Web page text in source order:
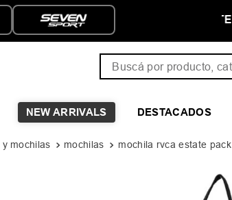
HASTA 6 CUOTAS SIN INTERÉS
NEW ARRIVALS DESTACADOS
y mochilas mochilas mochila rvca estate pack